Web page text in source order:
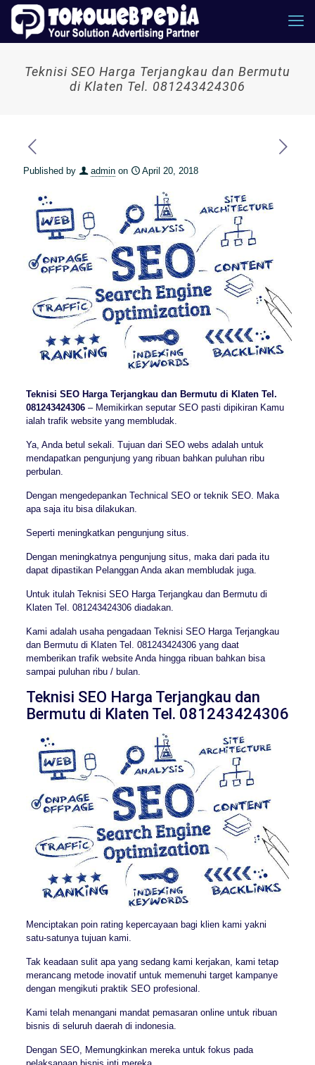
Teknisi SEO Harga Terjangkau dan Bermutu
di Klaten Tel. 081243424306
Published by admin on April 20, 2018
Teknisi SEO Harga Terjangkau dan Bermutu di Klaten Tel.
081243424306– Memikirkan seputar SEO pasti dipikiran Kamu
ialah trafik website yang membludak.
Ya, Anda betul sekali. Tujuan dari SEO webs adalah untuk
mendapatkan pengunjung yang ribuan bahkan puluhan ribu
perbulan.
Dengan mengedepankan Technical SEO or teknik SEO. Maka
apa saja itu bisa dilakukan.
Seperti meningkatkan pengunjung situs.
Dengan meningkatnya pengunjung situs, maka dari pada itu
dapat dipastikan Pelanggan Anda akan membludak juga.
Untuk itulah Teknisi SEO Harga Terjangkau dan Bermutu di
Klaten Tel. 081243424306 diadakan.
Kami adalah usaha pengadaan Teknisi SEO Harga Terjangkau
dan Bermutu di Klaten Tel. 081243424306 yang daat
memberikan trafik website Anda hingga ribuan bahkan bisa
sampai puluhan ribu / bulan.
Teknisi SEO Harga Terjangkau dan
Bermutu di Klaten Tel. 081243424306
Menciptakan poin rating kepercayaan bagi klien kami yakni
satu-satunya tujuan kami.
Tak keadaan sulit apa yang sedang kami kerjakan, kami tetap
merancang metode inovatif untuk memenuhi target kampanye
dengan mengikuti praktik SEO profesional.
Kami telah menangani mandat pemasaran online untuk ribuan
bisnis di seluruh daerah di indonesia.
Dengan SEO, Memungkinkan mereka untuk fokus pada